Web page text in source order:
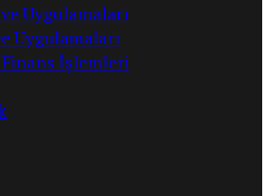
Uygulamaları
Uygulamaları
İşlemleri